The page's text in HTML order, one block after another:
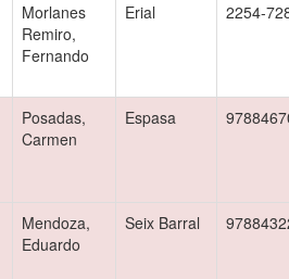
Morlanes
Remiro,
Fernando
Erial 2254-
Posadas,
Carmen
Espasa
Mendoza,
Eduardo
Seix Barral